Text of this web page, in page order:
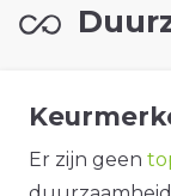
Er zijn geen